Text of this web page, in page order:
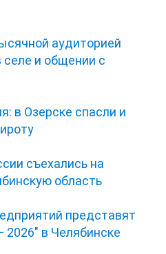
аудиторией
селе и общении с
в Озерске спасли и
съехались на
область
представят
2026" в Челябинске